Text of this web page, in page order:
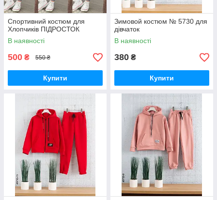
Спортивний костюм для
Хлопчиків ПІДРОСТОК
В наявності
500 ₴ 550 ₴
Купити
Зимовой костюм № 5730 для
дівчаток
В наявності
380 ₴
Купити